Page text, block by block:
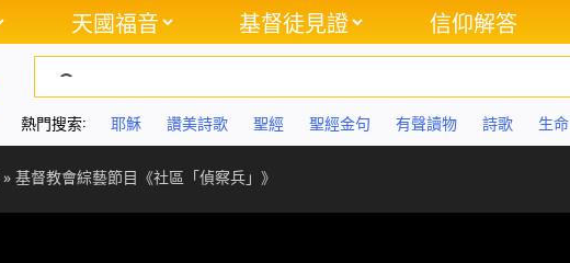
天國福音 基督徒見證 信仰解答
熱門搜索: 耶穌 讚美詩歌 聖經 聖經金句 有聲讀物 詩歌 生命
» 基督教會綜藝節目《社區「偵察兵」》